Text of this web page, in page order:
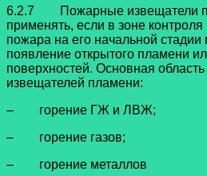
6.2.7 Пожарные извещатели
применять, если в зоне
пожара на его начальной стадии
появление открытого пламени
поверхностей. Основная
извещателей пламени:
– горение ГЖ и ЛВЖ;
– горение газов;
– горение металлов